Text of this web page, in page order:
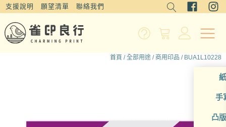
支援說明 願望清單 聯絡我們
手
凸
首頁 /全部用途 / 商用印品 / BUA1L10228